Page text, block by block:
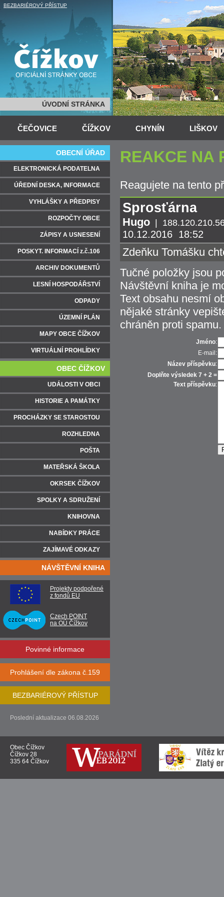
BEZBARIÉROVÝ PŘÍSTUP
ÚVODNÍ STRÁNKA
ČEČOVICE ČÍŽKOV CHYNÍN LIŠKOV
REAKCE NA
Reagujete na tento
Sprosťárna
Hugo |
10.12.2016 18:52
Zdeňku Tomášku
Tučné položky jsou
Návštěvní kniha je
Text obsahu nesmí
nějaké stránky
chráněn proti spamu.
Jméno:
E-mail:
Název příspěvku:
Doplňte výsledek 7 + 2 =
Text příspěvku:
OBECNÍ ÚŘAD
ELEKTRONICKÁ PODATELNA
ÚŘEDNÍ DESKA, INFORMACE
VYHLÁŠKY A PŘEDPISY
ROZPOČTY OBCE
ZÁPISY A USNESENÍ
POSKYT. INFORMACÍ z.č.106
ARCHIV DOKUMENTŮ
LESNÍ HOSPODÁŘSTVÍ
ODPADY
ÚZEMNÍ PLÁN
MAPY OBCE ČÍŽKOV
VIRTUÁLNÍ PROHLÍDKY
OBEC ČÍŽKOV
UDÁLOSTI V OBCI
HISTORIE A PAMÁTKY
PROCHÁZKY SE STAROSTOU
ROZHLEDNA
POŠTA
MATEŘSKÁ ŠKOLA
OKRSEK ČÍŽKOV
SPOLKY A SDRUŽENÍ
KNIHOVNA
NABÍDKY PRÁCE
ZAJÍMAVÉ ODKAZY
NÁVŠTĚVNÍ KNIHA
Projekty podpořené
z fondů EU
Czech POINT
na OÚ Čížkov
Povinné informace
Prohlášení dle zákona č.159
BEZBARIÉROVÝ PŘÍSTUP
Poslední aktualizace 06.08.2026
Obec Čížkov
Čížkov 28
335 64 Čížkov